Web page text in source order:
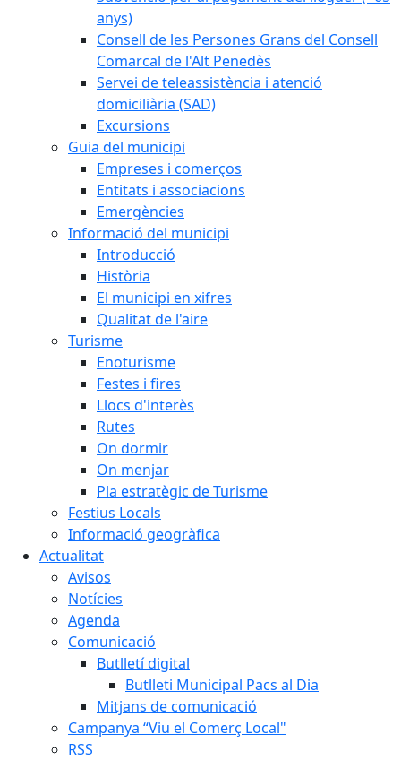
anys)
Consell de les Persones Grans del Consell
Comarcal de l'Alt Penedès
Servei de teleassistència i atenció
domiciliària (SAD)
Excursions
Guia del municipi
Empreses i comerços
Entitats i associacions
Emergències
Informació del municipi
Introducció
Història
El municipi en xifres
Qualitat de l'aire
Turisme
Enoturisme
Festes i fires
Llocs d'interès
Rutes
On dormir
On menjar
Pla estratègic de Turisme
Festius Locals
Informació geogràfica
Actualitat
Avisos
Notícies
Agenda
Comunicació
Butlletí digital
Butlleti Municipal Pacs al Dia
Mitjans de comunicació
Campanya “Viu el Comerç Local"
RSS